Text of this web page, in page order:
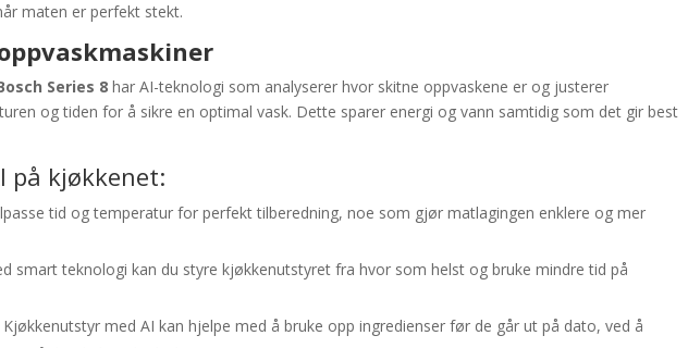
maten er perfekt stekt.
Series 8 har AI-teknologi som analyserer hvor skitne oppvaskene er og justerer
og tiden for å sikre en optimal vask. Dette sparer energi og vann samtidig som det gir best
på kjøkkenet:
tid og temperatur for perfekt tilberedning, noe som gjør matlagingen enklere og mer
smart teknologi kan du styre kjøkkenutstyret fra hvor som helst og bruke mindre tid på
Kjøkkenutstyr med AI kan hjelpe med å bruke opp ingredienser før de går ut på dato, ved å